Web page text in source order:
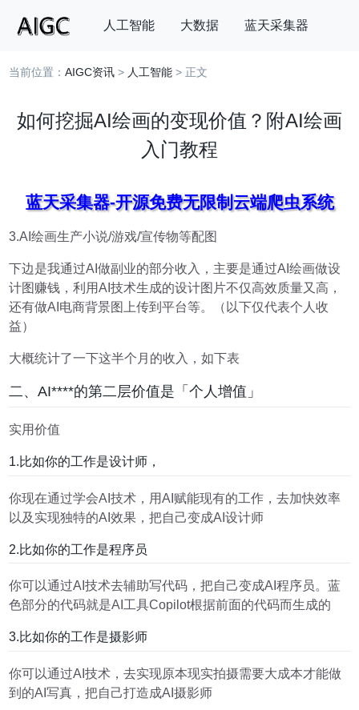
人工智能 大数据 蓝天采集器
搜索
当前位置：AIGC资讯 > 人工智能 > 正文
如何挖掘AI绘画的变现价值？附AI绘画
入门教程
蓝天采集器-开源免费无限制云端爬虫系统
3.AI绘画生产小说/游戏/宣传物等配图
下边是我通过AI做副业的部分收入，主要是通过AI绘画做设
计图赚钱，利用AI技术生成的设计图片不仅高效质量又高，
还有做AI电商背景图上传到平台等。（以下仅代表个人收
益）
大概统计了一下这半个月的收入，如下表
二、AI****的第二层价值是「个人增值」
实用价值
1.比如你的工作是设计师，
你现在通过学会AI技术，用AI赋能现有的工作，去加快效率
以及实现独特的AI效果，把自己变成AI设计师
2.比如你的工作是程序员
你可以通过AI技术去辅助写代码，把自己变成AI程序员。蓝
色部分的代码就是AI工具Copilot根据前面的代码而生成的
3.比如你的工作是摄影师
你可以通过AI技术，去实现原本现实拍摄需要大成本才能做
到的AI写真，把自己打造成AI摄影师